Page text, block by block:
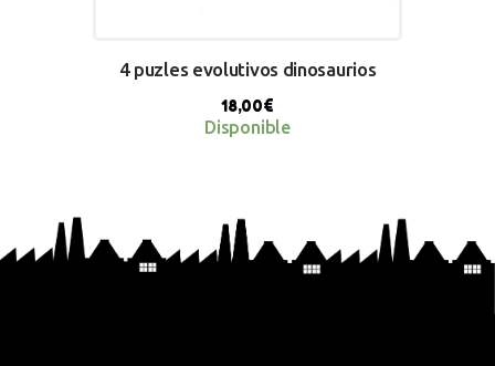
4 puzles evolutivos dinosaurios
18,00€
Disponible